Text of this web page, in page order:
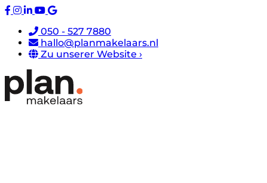
050 - 527 7880
hallo@planmakelaars.nl
Zu unserer Website ›